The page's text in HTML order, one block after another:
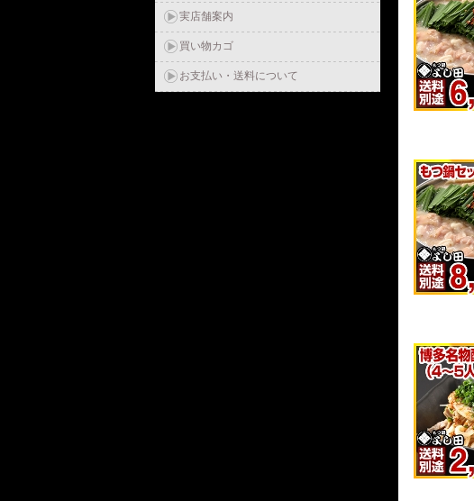
実店舗案内
買い物カゴ
お支払い・送料について